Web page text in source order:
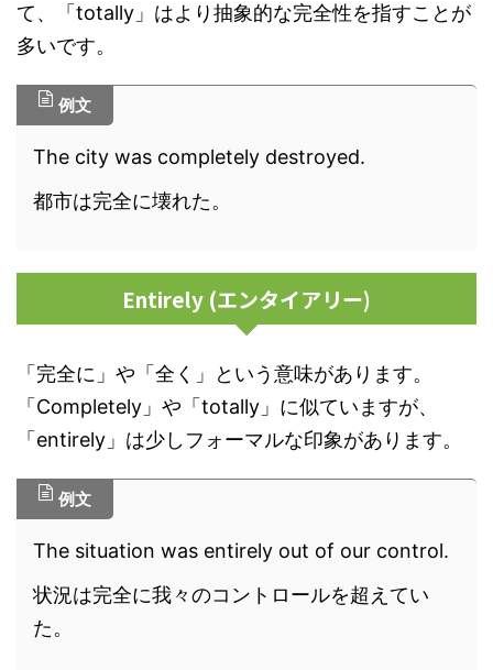
て、「totally」はより抽象的な完全性を指すことが
多いです。
例文
The city was completely destroyed.
都市は完全に壊れた。
Entirely (エンタイアリー)
「完全に」や「全く」という意味があります。
「Completely」や「totally」に似ていますが、
「entirely」は少しフォーマルな印象があります。
例文
The situation was entirely out of our control.
状況は完全に我々のコントロールを超えてい
た。